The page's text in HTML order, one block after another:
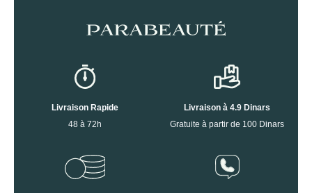
Livraison Rapide
48 à 72h
Livraison à 4.9 Dinars
Gratuite à partir de 100 Dinars